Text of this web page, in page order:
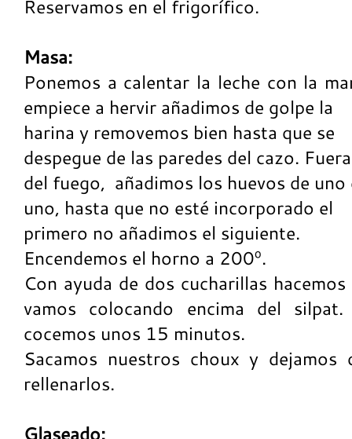
Reservamos en el frigorífico.
Masa:
Ponemos a calentar la leche con la
empiece a hervir añadimos de golpe la
harina y removemos bien hasta que se
despegue de las paredes del cazo. Fuera
del fuego, añadimos los huevos de uno
uno, hasta que no esté incorporado el
primero no añadimos el siguiente.
Encendemos el horno a 200º.
Con ayuda de dos cucharillas
vamos colocando encima del
cocemos unos 15 minutos.
Sacamos nuestros choux y
rellenarlos.
Glaseado: